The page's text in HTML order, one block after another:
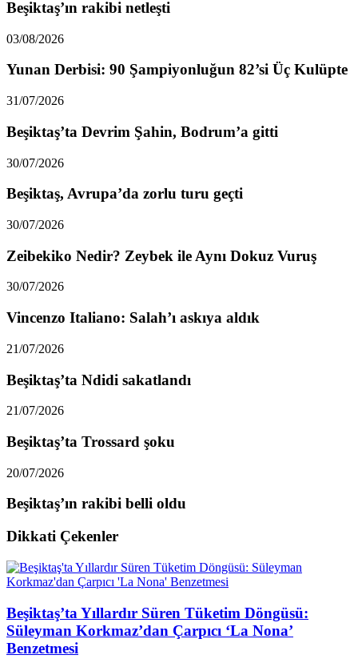
Beşiktaş’ın rakibi netleşti
03/08/2026
Yunan Derbisi: 90 Şampiyonluğun 82’si Üç Kulüpte
31/07/2026
Beşiktaş’ta Devrim Şahin, Bodrum’a gitti
30/07/2026
Beşiktaş, Avrupa’da zorlu turu geçti
30/07/2026
Zeibekiko Nedir? Zeybek ile Aynı Dokuz Vuruş
30/07/2026
Vincenzo Italiano: Salah’ı askıya aldık
21/07/2026
Beşiktaş’ta Ndidi sakatlandı
21/07/2026
Beşiktaş’ta Trossard şoku
20/07/2026
Beşiktaş’ın rakibi belli oldu
Dikkati Çekenler
Beşiktaş’ta Yıllardır Süren Tüketim Döngüsü:
Süleyman Korkmaz’dan Çarpıcı ‘La Nona’
Benzetmesi